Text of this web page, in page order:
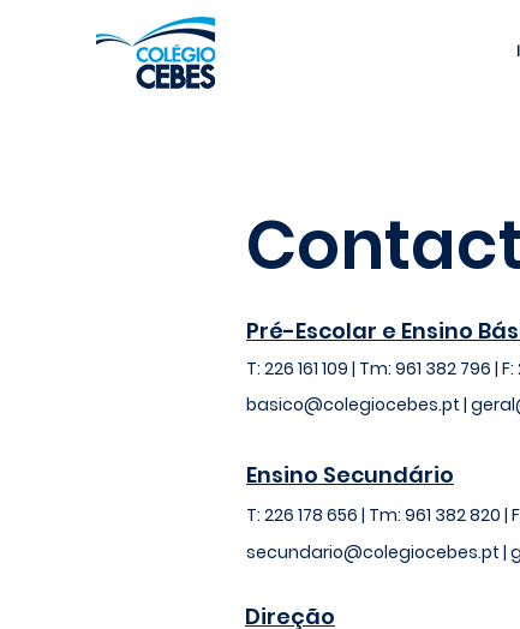
Pré-Escolar e Ensino
T: 226 161 109 | Tm: 961 382 796 |
basico@colegiocebes.pt |
Ensino Secundário
T: 226 178 656 | Tm: 961 382 820 |
secundario@colegiocebes.pt |
Direção